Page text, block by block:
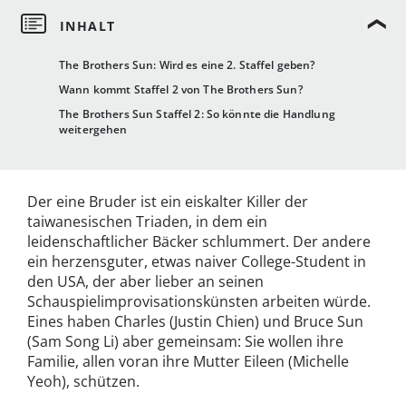
The Brothers Sun: Wird es eine 2. Staffel geben?
Wann kommt Staffel 2 von The Brothers Sun?
The Brothers Sun Staffel 2: So könnte die Handlung
weitergehen
Der eine Bruder ist ein eiskalter Killer der
taiwanesischen Triaden, in dem ein
leidenschaftlicher Bäcker schlummert. Der andere
ein herzensguter, etwas naiver College-Student in
den USA, der aber lieber an seinen
Schauspielimprovisationskünsten arbeiten würde.
Eines haben Charles (Justin Chien) und Bruce Sun
(Sam Song Li) aber gemeinsam: Sie wollen ihre
Familie, allen voran ihre Mutter Eileen (Michelle
Yeoh), schützen.